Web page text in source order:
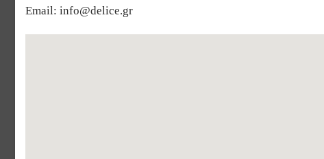
Email: info@delice.gr